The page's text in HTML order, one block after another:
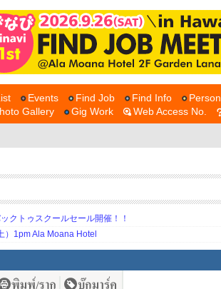
Events Find Job Find Info
Gallery Gig Work Web Access No.
クトゥスクールセール開催！！
1pm Ala Moana Hotel